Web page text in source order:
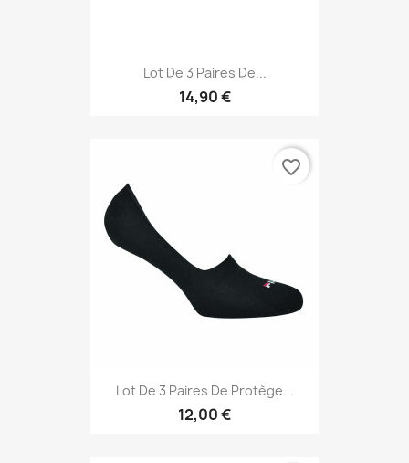
Lot De 3 Paires De...
14,90 €
Lot De 3 Paires De Protège...
12,00 €
favorite_border